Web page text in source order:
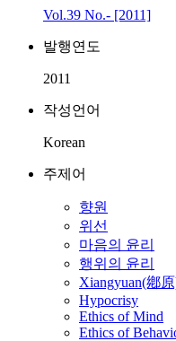
Vol.39 No.- [2011]
발행연도
2011
작성언어
Korean
주제어
향원
위선
마음의 윤리
행위의 윤리
Xiangyuan(鄕
Hypocrisy
Ethics of Mind
Ethics of